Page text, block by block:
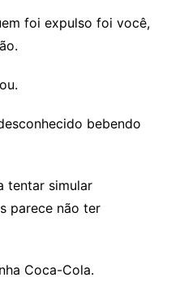
foi expulso foi você,
bebendo
tentar simular
parece não ter
Coca-Cola.